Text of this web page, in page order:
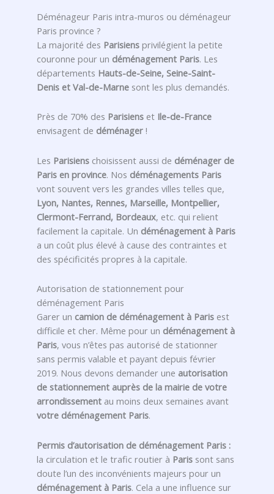
Déménageur Paris intra-muros ou déménageur
Paris province ?
La majorité des Parisiens privilégient la petite
couronne pour un déménagement Paris. Les
départements Hauts-de-Seine, Seine-Saint-
Denis et Val-de-Marne sont les plus demandés.
Près de 70% des Parisiens et Ile-de-France
envisagent de déménager !
Les Parisiens choisissent aussi de déménager de
Paris en province. Nos déménagements Paris
vont souvent vers les grandes villes telles que,
Lyon, Nantes, Rennes, Marseille, Montpellier,
Clermont-Ferrand, Bordeaux, etc. qui relient
facilement la capitale. Un déménagement à Paris
a un coût plus élevé à cause des contraintes et
des spécificités propres à la capitale.
Autorisation de stationnement pour
déménagement Paris
Garer un camion de déménagement à Paris est
difficile et cher. Même pour un déménagement à
Paris, vous n’êtes pas autorisé de stationner
sans permis valable et payant depuis février
2019. Nous devons demander une autorisation
de stationnement auprès de la mairie de votre
arrondissement au moins deux semaines avant
votre déménagement Paris.
Permis d’autorisation de déménagement Paris :
la circulation et le trafic routier à Paris sont sans
doute l’un des inconvénients majeurs pour un
déménagement à Paris. Cela a une influence sur